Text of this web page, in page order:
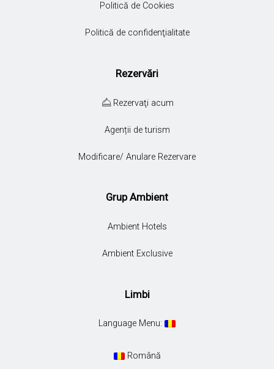
Politică de Cookies
Politică de confidenţialitate
Rezervări
Rezervaţi acum
Agenții de turism
Modificare/ Anulare Rezervare
Grup Ambient
Ambient Hotels
Ambient Exclusive
Limbi
Language Menu:
Română